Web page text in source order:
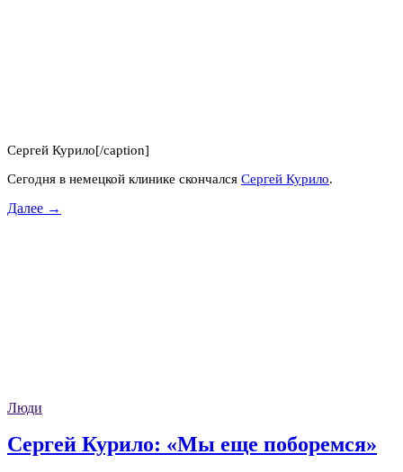
Сергей Курило[/caption]
Сегодня в немецкой клинике скончался Сергей Курило.
Далее →
Люди
Сергей Курило: «Мы еще поборемся»